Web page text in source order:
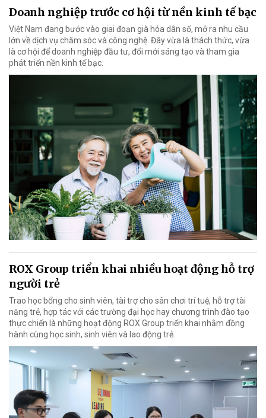
Doanh nghiệp trước cơ hội từ nền kinh tế bạc
Việt Nam đang bước vào giai đoạn già hóa dân số, mở ra nhu cầu
lớn về dịch vụ chăm sóc và công nghệ. Đây vừa là thách thức, vừa
là cơ hội để doanh nghiệp đầu tư, đổi mới sáng tạo và tham gia
phát triển nền kinh tế bạc.
ROX Group triển khai nhiều hoạt động hỗ trợ
người trẻ
Trao học bổng cho sinh viên, tài trợ cho sân chơi trí tuệ, hỗ trợ tài
năng trẻ, hợp tác với các trường đại học hay chương trình đào tạo
thực chiến là những hoạt động ROX Group triển khai nhằm đồng
hành cùng học sinh, sinh viên và lao động trẻ.